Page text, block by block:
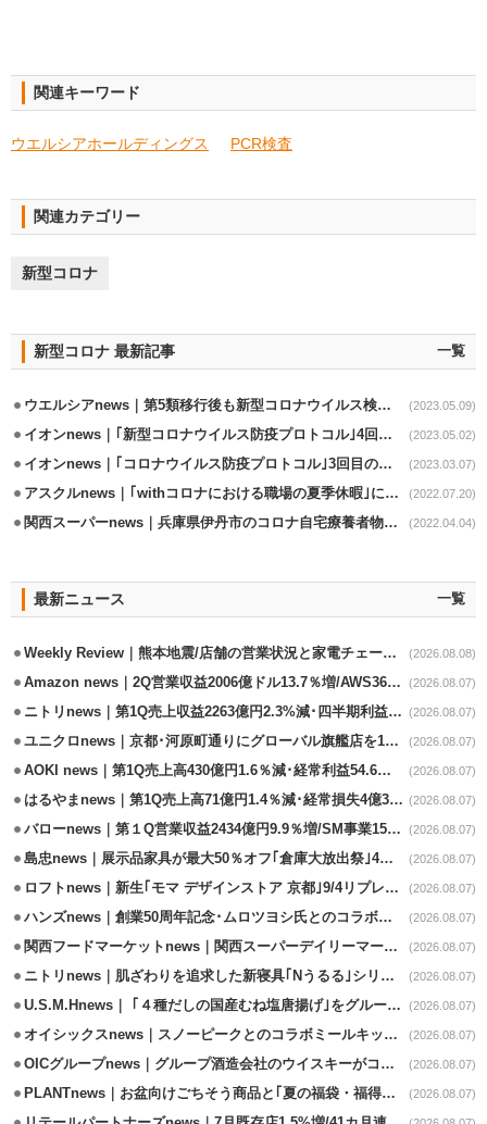
関連キーワード
ウエルシアホールディングス PCR検査
関連カテゴリー
新型コロナ
新型コロナ 最新記事 一覧
ウエルシアnews｜第5類移行後も新型コロナウイルス検査立会を継続 (2023.05.09)
イオンnews｜｢新型コロナウイルス防疫プロトコル｣4回目の改定 (2023.05.02)
イオンnews｜｢コロナウイルス防疫プロトコル｣3回目の改定実施 (2023.03.07)
アスクルnews｜｢withコロナにおける職場の夏季休暇｣に関する調査実施 (2022.07.20)
関西スーパーnews｜兵庫県伊丹市のコロナ自宅療養者物資支援事業の協力延長 (2022.04.04)
最新ニュース 一覧
Weekly Review｜熊本地震/店舗の営業状況と家電チェーンの支援策 (2026.08.08)
Amazon news｜2Q営業収益2006億ドル13.7％増/AWS36.8％％増が貢献 (2026.08.07)
ニトリnews｜第1Q売上収益2263億円2.3%減･四半期利益1.4％減 (2026.08.07)
ユニクロnews｜京都･河原町通りにグローバル旗艦店を11/6開設 (2026.08.07)
AOKI news｜第1Q売上高430億円1.6％減･経常利益54.6％減 (2026.08.07)
はるやまnews｜第1Q売上高71億円1.4％減･経常損失4億3800万円 (2026.08.07)
バローnews｜第１Q営業収益2434億円9.9％増/SM事業15.5％増と絶好調 (2026.08.07)
島忠news｜展示品家具が最大50％オフ｢倉庫大放出祭｣4店舗限定で開催 (2026.08.07)
ロフトnews｜新生｢モマ デザインストア 京都｣9/4リプレイスオープン (2026.08.07)
ハンズnews｜創業50周年記念･ムロツヨシ氏とのコラボ企画｢ムロハンズ｣開催 (2026.08.07)
関西フードマーケットnews｜関西スーパーデイリーマート蒲生店8/7改装 (2026.08.07)
ニトリnews｜肌ざわりを追求した新寝具｢Nうるる｣シリーズを発売 (2026.08.07)
U.S.M.Hnews｜ ｢４種だしの国産むね塩唐揚げ｣をグループ610店で共同販促 (2026.08.07)
オイシックスnews｜スノーピークとのコラボミールキット8/13発売 (2026.08.07)
OICグループnews｜グループ酒造会社のウイスキーがコンペティション受賞 (2026.08.07)
PLANTnews｜お盆向けごちそう商品と｢夏の福袋・福得カート｣8/8から開催 (2026.08.07)